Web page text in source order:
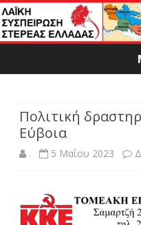
Πολιτική
Εύβοια
. 5 Μαΐου 2023